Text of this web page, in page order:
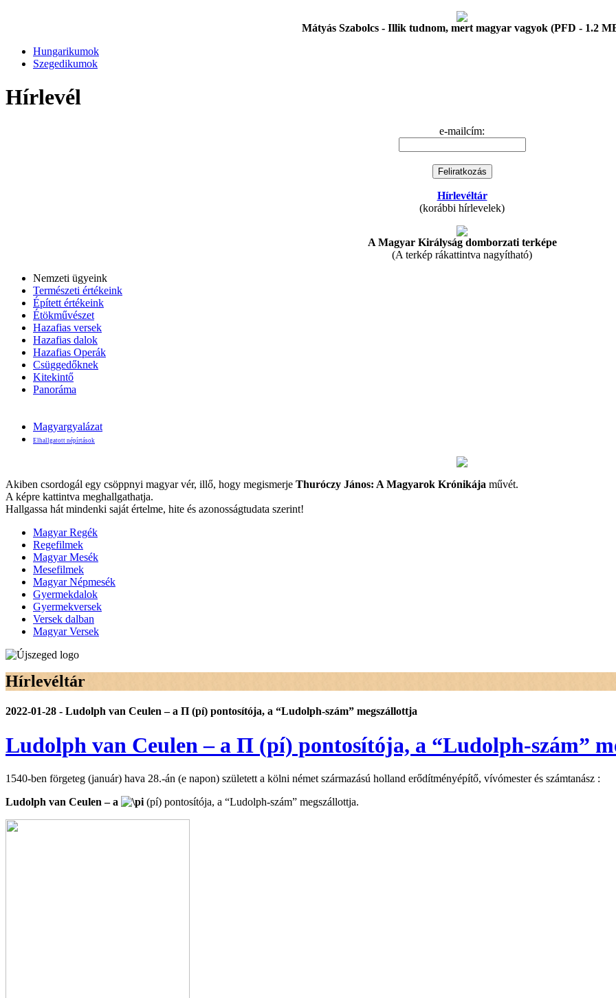
Mátyás Szabolcs - Illik tudnom, mert magyar vagyok (PFD - 1.2
Hungarikumok
Szegedikumok
Hírlevél
e-mailcím:
Hírlevéltár
(korábbi hírlevelek)
A Magyar Királyság domborzati terképe
(A terkép rákattintva nagyítható)
Nemzeti ügyeink
Természeti értékeink
Épített értékeink
Étökművészet
Hazafias versek
Hazafias dalok
Hazafias Operák
Csüggedőknek
Kitekintő
Panoráma
Magyargyalázat
Elhallgatott népírtások
Akiben csordogál egy csöppnyi magyar vér, illő, hogy megismerje Thuróczy János: A Magyarok Krónikája művét.
A képre kattintva meghallgathatja.
Hallgassa hát mindenki saját értelme, hite és azonosságtudata szerint!
Magyar Regék
Regefilmek
Magyar Mesék
Mesefilmek
Magyar Népmesék
Gyermekdalok
Gyermekversek
Versek dalban
Magyar Versek
Hírlevéltár
2022-01-28 - Ludolph van Ceulen – a Π (pí) pontosítója, a “Ludolph-szám” megszállottja
Ludolph van Ceulen – a Π (pí) pontosítója, a “Ludolph-szám”
1540-ben förgeteg (január) hava 28.-án (e napon) született a kölni német származású holland erődítményépítő, vívómester és számtanász :
Ludolph van Ceulen – a
(pí) pontosítója, a “Ludolph-szám” megszállottja.